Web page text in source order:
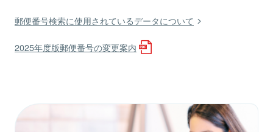
郵便番号検索に使用されているデータについて
2025年度版郵便番号の変更案内